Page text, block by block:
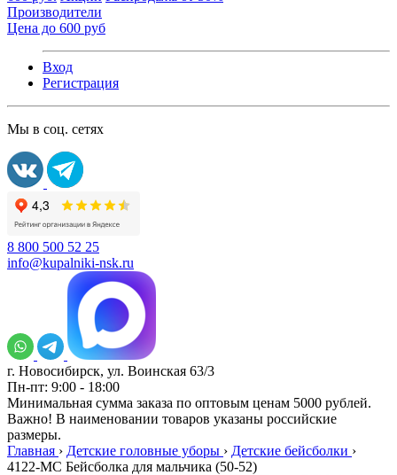
Производители
Цена до 600 руб
Вход
Регистрация
Мы в соц. сетях
8 800 500 52 25
info@kupalniki-nsk.ru
г. Новосибирск, ул. Воинская 63/3
Пн-пт: 9:00 - 18:00
Минимальная сумма заказа по оптовым ценам 5000 рублей.
Важно! В наименовании товаров указаны российские
размеры.
Главная › Детские головные уборы › Детские бейсболки ›
4122-МС Бейсболка для мальчика (50-52)